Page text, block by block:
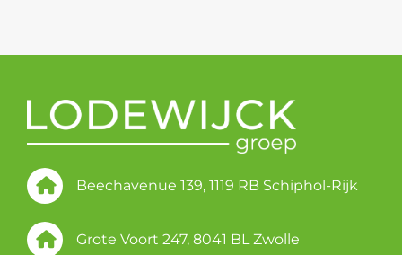
Beechavenue 139, 1119 RB Schiphol-Rijk
Grote Voort 247, 8041 BL Zwolle